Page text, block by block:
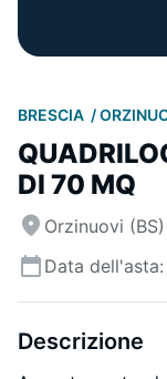
BRESCIA
DI 70 MQ
Orzinuovi
Data
Descrizione